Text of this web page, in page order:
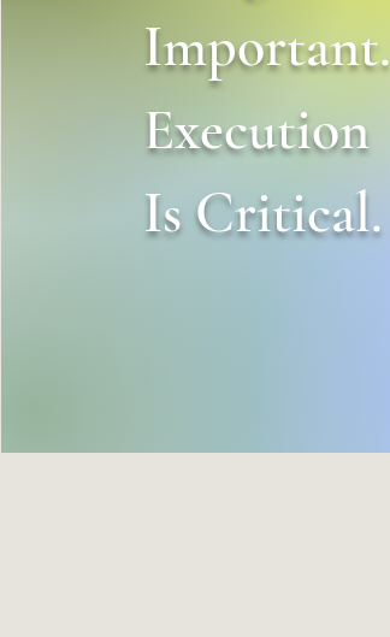
Important.
Execution
Is Critical.